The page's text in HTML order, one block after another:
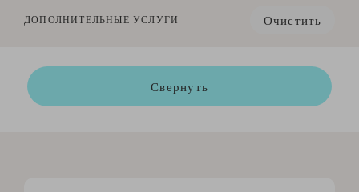
ДОПОЛНИТЕЛЬНЫЕ УСЛУГИ Очистить
Свернуть